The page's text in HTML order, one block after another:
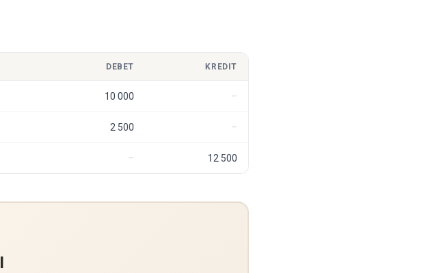
DEBET KREDIT
10 000
2 500
12 500